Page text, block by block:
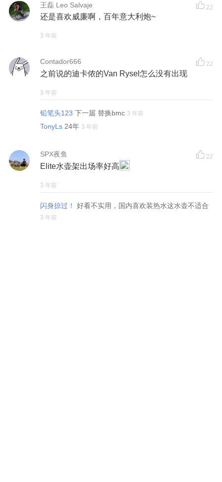
王磊 Leo Salvaje 22
还是喜欢威廉啊，百年意大利炮~
3 年前
Contador666 22
之前说的迪卡侬的Van Rysel怎么没有出现
3 年前
铅笔头123 下一届 替换bmc 3 年前
TonyLs 24年 3 年前
SPX夜鱼 22
Elite水壶架出场率好高
3 年前
闪身掠过！ 好看不实用，国内喜欢装热水这水壶不适合
3 年前